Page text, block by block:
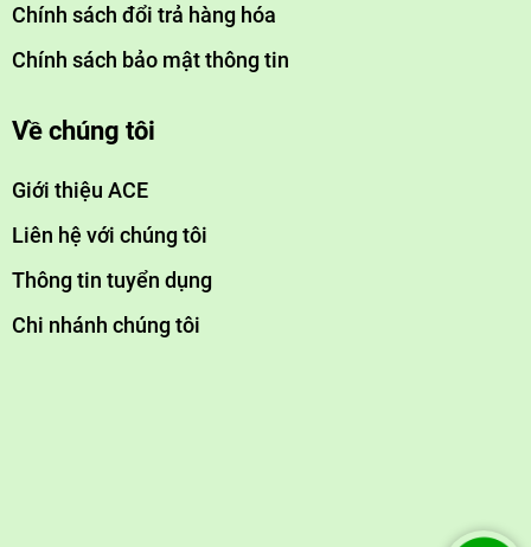
Chính sách đổi trả hàng hóa
Chính sách bảo mật thông tin
Về chúng tôi
Giới thiệu ACE
Liên hệ với chúng tôi
Thông tin tuyển dụng
Chi nhánh chúng tôi